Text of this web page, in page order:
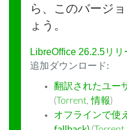
ら、このバージ
ょう。
LibreOffice 26.2.5リリ
追加ダウンロード:
翻訳されたユー
(Torrent,情報)
オフラインで使